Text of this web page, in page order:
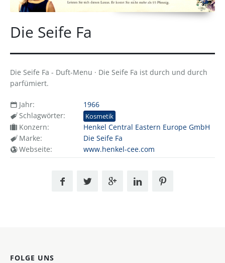
Die Seife Fa
Die Seife Fa - Duft-Menu · Die Seife Fa ist durch und durch
parfümiert.
Jahr:
1966
Schlagwörter:
Kosmetik
Konzern:
Henkel Central Eastern Europe GmbH
Marke:
Die Seife Fa
Webseite:
www.henkel-cee.com
FOLGE UNS